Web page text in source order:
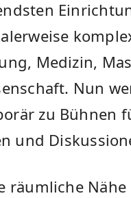
Medizin,
Nun
zu Bühnen
und
räumliche